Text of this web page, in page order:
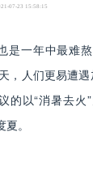
07-23 15:58:15
是一年中最难
，人们更易遭
的以“消暑去火
。